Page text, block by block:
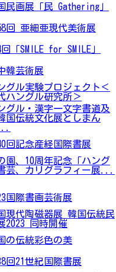
民画展「民 Gathering」
回 亜細亜現代美術展
「SMILE for SMILE」
韓芸術展
グル実験プロジェクト＜
ハングル研究所＞
グル・漢字一文字書道及
国伝統文化展としまん
回記念産経国際書展
園、10周年記念「ハング
芸、カリグラフィー展...
国際書画芸術展
現代陶磁器展 韓国伝統民
2023 同時開催
の伝統彩色の美
回21世紀国際書展